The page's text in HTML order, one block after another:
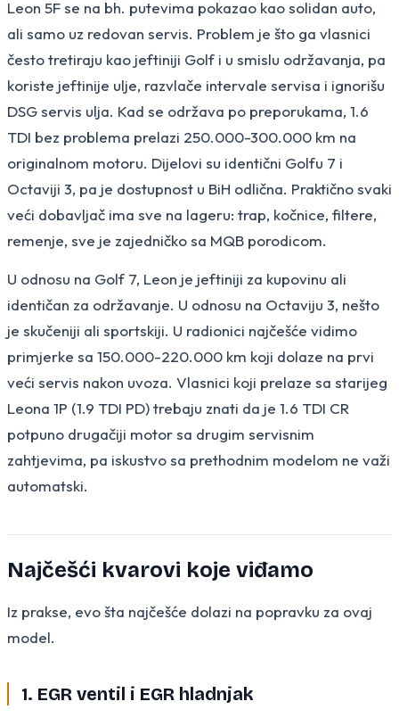
Leon 5F se na bh. putevima pokazao kao solidan auto,
ali samo uz redovan servis. Problem je što ga vlasnici
često tretiraju kao jeftiniji Golf i u smislu održavanja, pa
koriste jeftinije ulje, razvlače intervale servisa i ignorišu
DSG servis ulja. Kad se održava po preporukama, 1.6
TDI bez problema prelazi 250.000-300.000 km na
originalnom motoru. Dijelovi su identični Golfu 7 i
Octaviji 3, pa je dostupnost u BiH odlična. Praktično svaki
veći dobavljač ima sve na lageru: trap, kočnice, filtere,
remenje, sve je zajedničko sa MQB porodicom.
U odnosu na Golf 7, Leon je jeftiniji za kupovinu ali
identičan za održavanje. U odnosu na Octaviju 3, nešto
je skučeniji ali sportskiji. U radionici najčešće vidimo
primjerke sa 150.000-220.000 km koji dolaze na prvi
veći servis nakon uvoza. Vlasnici koji prelaze sa starijeg
Leona 1P (1.9 TDI PD) trebaju znati da je 1.6 TDI CR
potpuno drugačiji motor sa drugim servisnim
zahtjevima, pa iskustvo sa prethodnim modelom ne važi
automatski.
Najčešći kvarovi koje viđamo
Iz prakse, evo šta najčešće dolazi na popravku za ovaj
model.
1. EGR ventil i EGR hladnjak